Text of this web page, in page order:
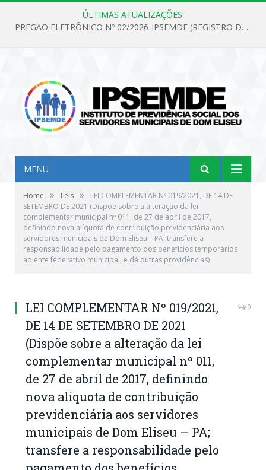
ÚLTIMAS ATUALIZAÇÕES:
PREGÃO ELETRÔNICO Nº 02/2026-IPSEMDE (REGISTRO DE PREÇOS PARA FUTURA E EVENTUAL AQUISIÇÃO DE MATERIAL DE LIMPEZA E GÊNEROS ALIMENTÍCIOS PARA ATENDER AS NECESSIDADES DO INSTITUTO DE PREVIDÊNCIA SOCIAL DOS SERVIDORES MUNICIPAIS DE DOM ELISEU.)
MENU
Home » Leis »
LEI COMPLEMENTAR Nº 019/2021, DE 14 DE
SETEMBRO DE 2021 (Dispõe sobre a alteração da lei
complementar municipal nº 011, de 27 de abril de 2017,
definindo nova alíquota de contribuição previdenciária aos
servidores municipais de Dom Eliseu – PA; transfere a
responsabilidade pelo pagamento dos benefícios temporários
ao ente federativo municipal; e dá outras providências)
LEI COMPLEMENTAR Nº 019/2021,
DE 14 DE SETEMBRO DE 2021
(Dispõe sobre a alteração da lei
complementar municipal nº 011,
de 27 de abril de 2017, definindo
nova alíquota de contribuição
previdenciária aos servidores
municipais de Dom Eliseu – PA;
transfere a responsabilidade pelo
0